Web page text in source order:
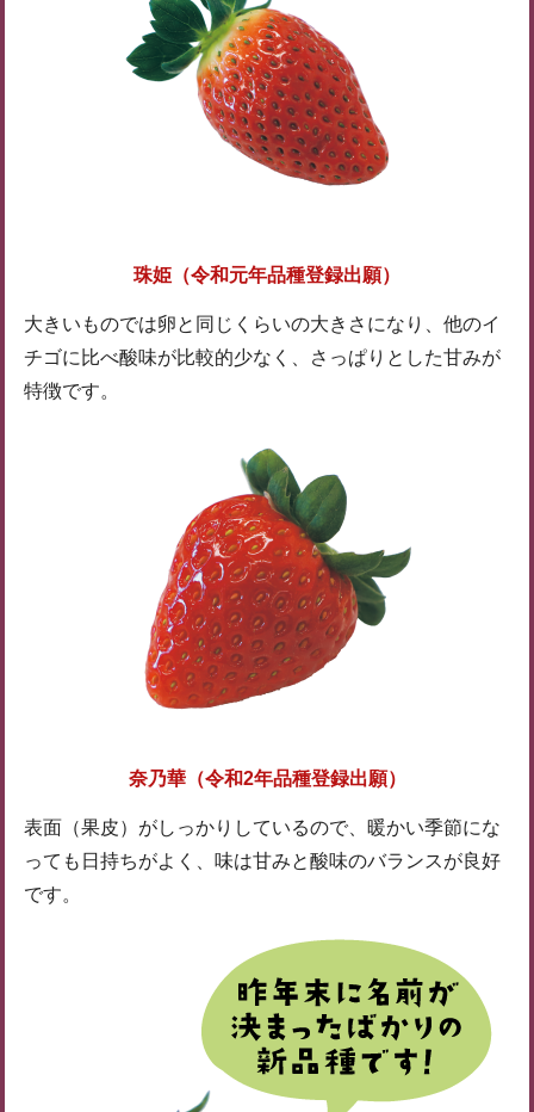
珠姫（令和元年品種登録出願）
大きいものでは卵と同じくらいの大きさになり、他のイ
チゴに比べ酸味が比較的少なく、さっぱりとした甘みが
特徴です。
奈乃華（令和2年品種登録出願）
表面（果皮）がしっかりしているので、暖かい季節にな
っても日持ちがよく、味は甘みと酸味のバランスが良好
です。